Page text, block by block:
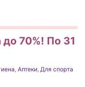
70%! По 31
, Аптеки, Для спорта